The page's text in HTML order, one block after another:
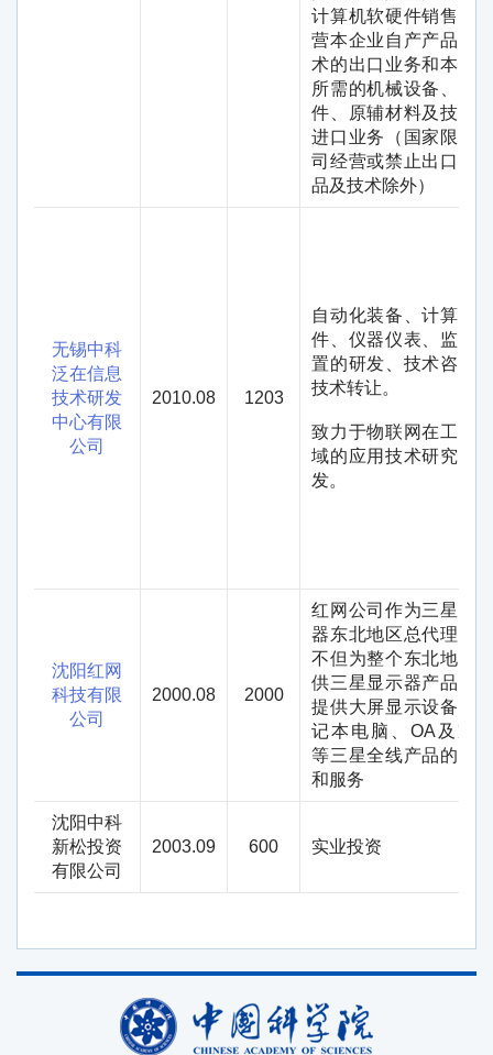
计算机软硬件销售；
营本企业自产产品及
术的出口业务和本企
所需的机械设备、零
件、原辅材料及技术
进口业务（国家限定
司经营或禁止出口的
品及技术除外）
无锡中科
泛在信息
技术研发
中心有限
公司
2010.08 1203
自动化装备、计算机
件、仪器仪表、监测
置的研发、技术咨询
技术转让。
致力于物联网在工业
域的应用技术研究与
发。
沈阳红网
科技有限
公司
2000.08 2000
红网公司作为三星显
器东北地区总代理商
不但为整个东北地区
供三星显示器产品；
提供大屏显示设备、
记本电脑、 OA 及家
等三星全线产品的销
和服务
沈阳中科
新松投资
有限公司
2003.09 600 实业投资